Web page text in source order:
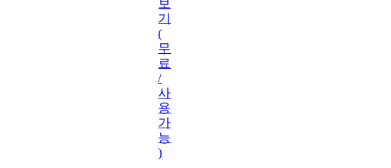
보
기
(
무
료
/
사
용
가
능
)